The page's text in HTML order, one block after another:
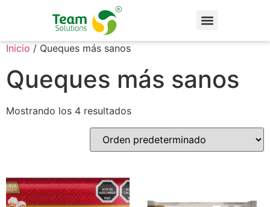
Inicio / Queques más sanos
Queques más sanos
Mostrando los 4 resultados